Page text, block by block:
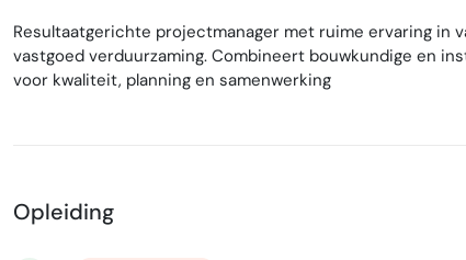
Resultaatgerichte projectmanager met ruime ervaring in
vastgoed verduurzaming. Combineert bouwkundige en
voor kwaliteit, planning en samenwerking
Opleiding